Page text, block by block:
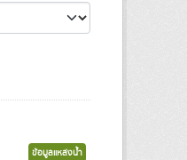
ข้อมูลแหล่งน้ำ